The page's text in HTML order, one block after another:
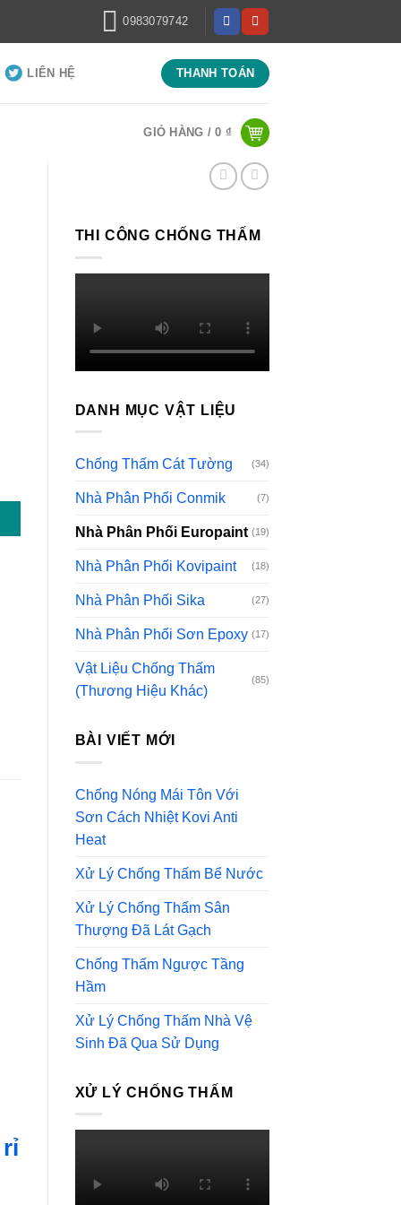
0983079742
LIÊN HỆ THANH TOÁN
GIỎ HÀNG /0 ₫
THI CÔNG CHỐNG THẤM
DANH MỤC VẬT LIỆU
Chống Thấm Cát Tường (34)
Nhà Phân Phối Conmik (7)
Nhà Phân Phối Europaint (19)
Nhà Phân Phối Kovipaint (18)
Nhà Phân Phối Sika (27)
Nhà Phân Phối Sơn Epoxy (17)
Vật Liệu Chống Thấm
(Thương Hiệu Khác)
(85)
BÀI VIẾT MỚI
Chống Nóng Mái Tôn Với
Sơn Cách Nhiệt Kovi Anti
Heat
Xử Lý Chống Thấm Bể Nước
Xử Lý Chống Thấm Sân
Thượng Đã Lát Gạch
Chống Thấm Ngược Tầng
Hầm
Xử Lý Chống Thấm Nhà Vệ
Sinh Đã Qua Sử Dụng
XỬ LÝ CHỐNG THẤM
rỉ